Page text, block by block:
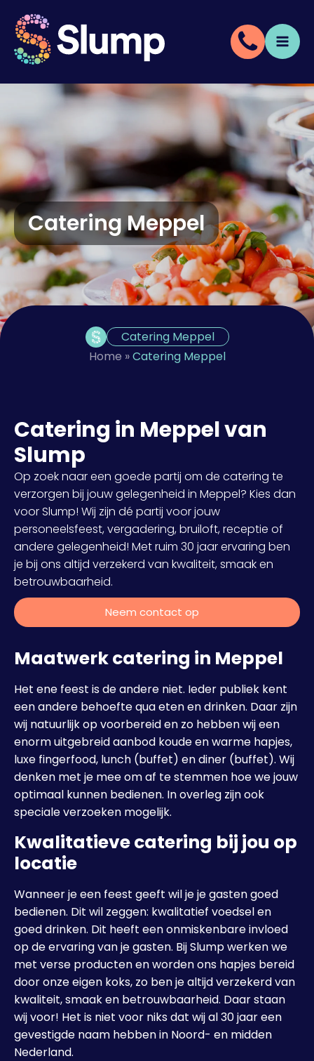
Catering Meppel
Catering Meppel
Home »Catering Meppel
Catering in Meppel van
Slump
Op zoek naar een goede partij om de catering te
verzorgen bij jouw gelegenheid in Meppel? Kies dan
voor Slump! Wij zijn dé partij voor jouw
personeelsfeest, vergadering, bruiloft, receptie of
andere gelegenheid! Met ruim 30 jaar ervaring ben
je bij ons altijd verzekerd van kwaliteit, smaak en
betrouwbaarheid.
Neem contact op
Maatwerk catering in Meppel
Het ene feest is de andere niet. Ieder publiek kent
een andere behoefte qua eten en drinken. Daar zijn
wij natuurlijk op voorbereid en zo hebben wij een
enorm uitgebreid aanbod koude en warme hapjes,
luxe fingerfood, lunch (buffet) en diner (buffet). Wij
denken met je mee om af te stemmen hoe we jouw
optimaal kunnen bedienen. In overleg zijn ook
speciale verzoeken mogelijk.
Kwalitatieve catering bij jou op
locatie
Wanneer je een feest geeft wil je je gasten goed
bedienen. Dit wil zeggen: kwalitatief voedsel en
goed drinken. Dit heeft een onmiskenbare invloed
op de ervaring van je gasten. Bij Slump werken we
met verse producten en worden ons hapjes bereid
door onze eigen koks, zo ben je altijd verzekerd van
kwaliteit, smaak en betrouwbaarheid. Daar staan
wij voor! Het is niet voor niks dat wij al 30 jaar een
gevestigde naam hebben in Noord- en midden
Nederland.